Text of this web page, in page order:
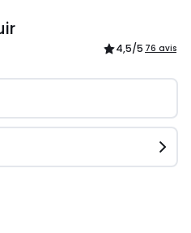
4,5/5 76 avis